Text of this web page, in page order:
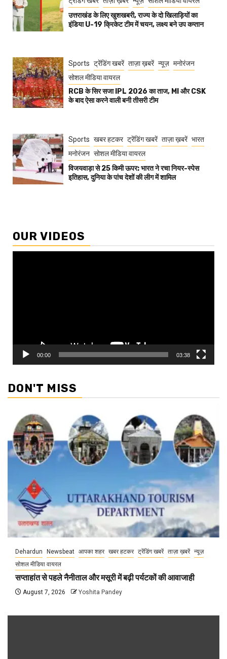
उत्तराखंड के लिए खुशखबरी, राज्य के दो खिलाड़ियों का
इंडिया U-19 क्रिकेट टीम में चयन, लक्ष्य बने उप कप्तान
Sports ट्रेंडिंग खबरें ताज़ा ख़बरें न्यूज़ मनोरंजन
सोशल मीडिया वायरल
RCB के सिर सजा IPL 2026 का ताज, MI और CSK
के बाद ऐसा करने वाली बनी तीसरी टीम
Sports खबर हटकर ट्रेंडिंग खबरें ताज़ा ख़बरें भारत
मनोरंजन सोशल मीडिया वायरल
विजयवाड़ा से 25 किमी ऊपर: भारत ने रचा नियर-स्पेस
इतिहास, दुनिया के पांच देशों की लीग में शामिल
OUR VIDEOS
00:00 03:38
DON'T MISS
Dehardun Newsbeat आपका शहर खबर हटकर ट्रेंडिंग खबरें ताज़ा ख़बरें न्यूज़
सोशल मीडिया वायरल
सप्ताहांत से पहले नैनीताल और मसूरी में बढ़ी पर्यटकों की आवाजाही
August 7, 2026 Yoshita Pandey